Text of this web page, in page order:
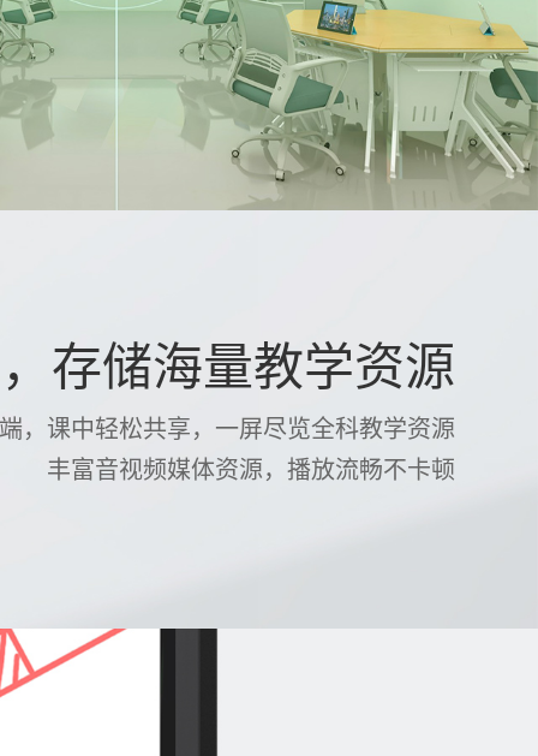
存储海量教学资源
，课中轻松共享，一屏尽览全科教学资源
丰富音视频媒体资源，播放流畅不卡顿